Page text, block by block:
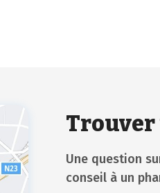
Trouver
Une question
conseil à un